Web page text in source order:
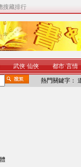
搜藏排行
武俠·仙俠 都市·言情
熱門關鍵字：